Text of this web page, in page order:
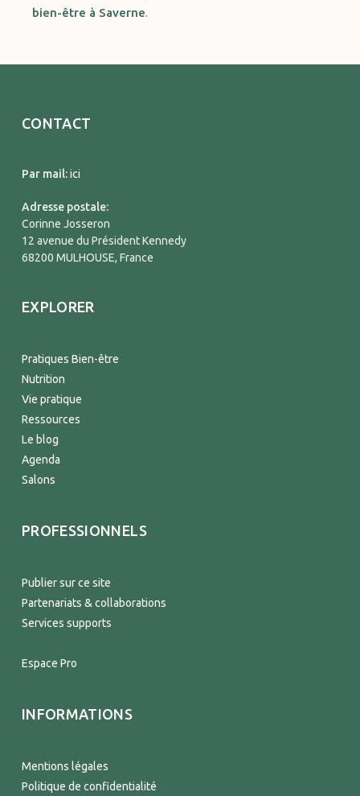
bien-être à Saverne.
CONTACT
Par mail:ici
Adresse postale:
Corinne Josseron
12 avenue du Président Kennedy
68200 MULHOUSE, France
EXPLORER
Pratiques Bien-être
Nutrition
Vie pratique
Ressources
Le blog
Agenda
Salons
PROFESSIONNELS
Publier sur ce site
Partenariats & collaborations
Services supports
Espace Pro
INFORMATIONS
Mentions légales
Politique de confidentialité